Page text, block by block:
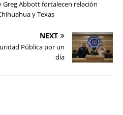
Greg Abbott fortalecen relación
y Texas
NEXT
Pública por un
día